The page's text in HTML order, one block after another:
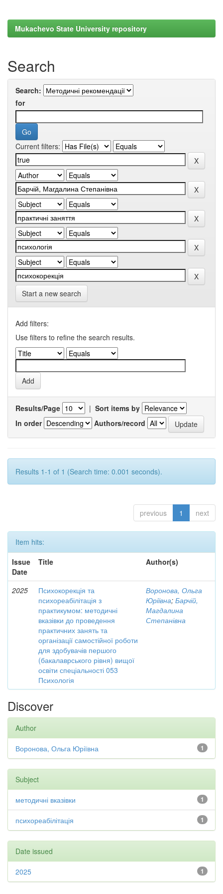
Mukachevo State University repository
Search
Search:
for
Current filters:
Start a new search
Add filters:
Use filters to refine the search results.
Results/Page | Sort items by
In order
Authors/record
Results 1-1 of 1 (Search time: 0.001 seconds).
previous 1 next
Item hits:
Issue
Date
Title Author(s)
2025
Психокорекція та
психореабілітація з
практикумом: методичні
вказівки до проведення
практичних занять та
організації самостійної роботи
для здобувачів першого
(бакалаврського рівня) вищої
освіти спеціальності 053
Психологія
Воронова, Ольга
Юріївна; Барчій,
Магдалина
Степанівна
Discover
Author
1
Воронова, Ольга Юріївна
Subject
1
методичні вказівки
1
психореабілітація
Date issued
1
2025